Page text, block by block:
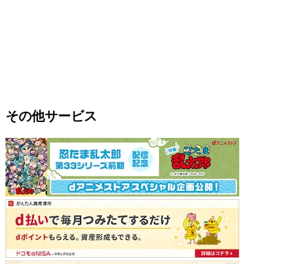
その他サービス